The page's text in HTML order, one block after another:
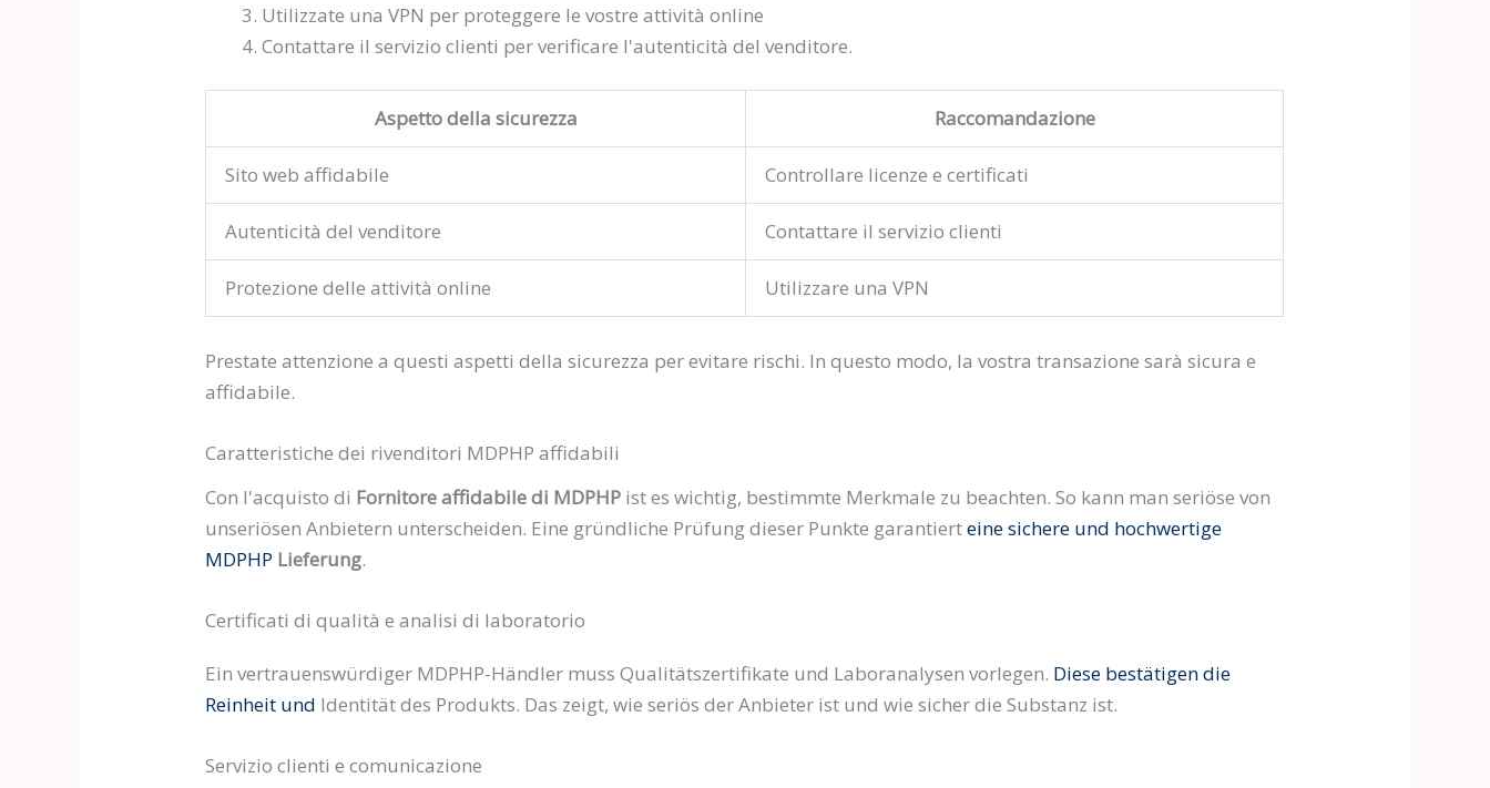
Utilizzate una VPN per proteggere le vostre attività online
Contattare il servizio clienti per verificare l'autenticità del venditore.
Aspetto della sicurezza Raccomandazione
Sito web affidabile Controllare licenze e certificati
Autenticità del venditore Contattare il servizio clienti
Protezione delle attività online Utilizzare una VPN
Prestate attenzione a questi aspetti della sicurezza per evitare rischi. In questo modo, la vostra transazione sarà sicura e
affidabile.
Caratteristiche dei rivenditori MDPHP affidabili
Con l'acquisto di Fornitore affidabile di MDPHP ist es wichtig, bestimmte Merkmale zu beachten. So kann man seriöse von
unseriösen Anbietern unterscheiden. Eine gründliche Prüfung dieser Punkte garantierteine sichere und hochwertige
MDPHP Lieferung.
Certificati di qualità e analisi di laboratorio
Ein vertrauenswürdiger MDPHP-Händler muss Qualitätszertifikate und Laboranalysen vorlegen. Diese bestätigen die
Reinheit und Identität des Produkts. Das zeigt, wie seriös der Anbieter ist und wie sicher die Substanz ist.
Servizio clienti e comunicazione